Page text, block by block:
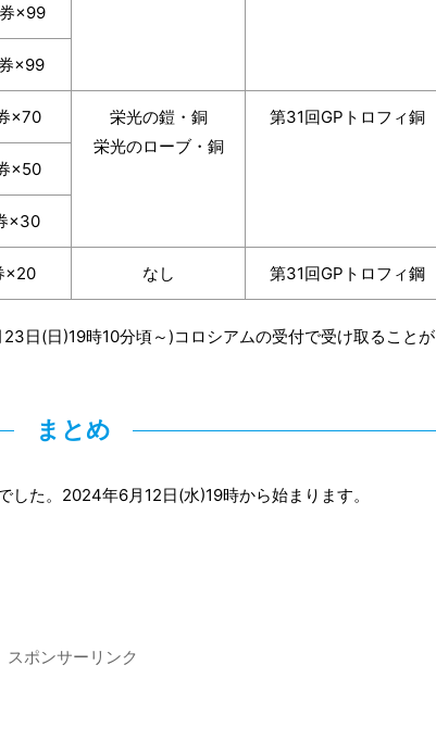
×99
×99
×70
栄光の鎧・銅
栄光のローブ・銅
第31回GPトロフィ銅
×50
×30
×20 なし 第31回GPトロフィ鋼
日(日)19時10分頃～)コロシアムの受付で受け取ることが
まとめ
た。2024年6月12日(水)19時から始まります。
スポンサーリンク